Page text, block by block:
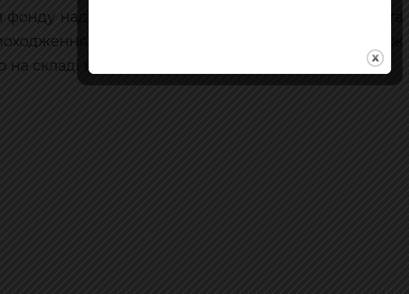
надала митним органам недостовірні дані та
автомобіля. Окрім штрафу, з неї також
складі митниці.